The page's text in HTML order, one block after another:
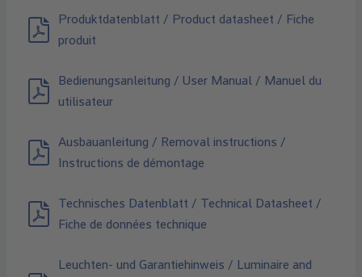
Produktdatenblatt / Product datasheet / Fiche
produit
Bedienungsanleitung / User Manual / Manuel du
utilisateur
Ausbauanleitung / Removal instructions /
Instructions de démontage
Technisches Datenblatt / Technical Datasheet /
Fiche de données technique
Leuchten- und Garantiehinweis / Luminaire and